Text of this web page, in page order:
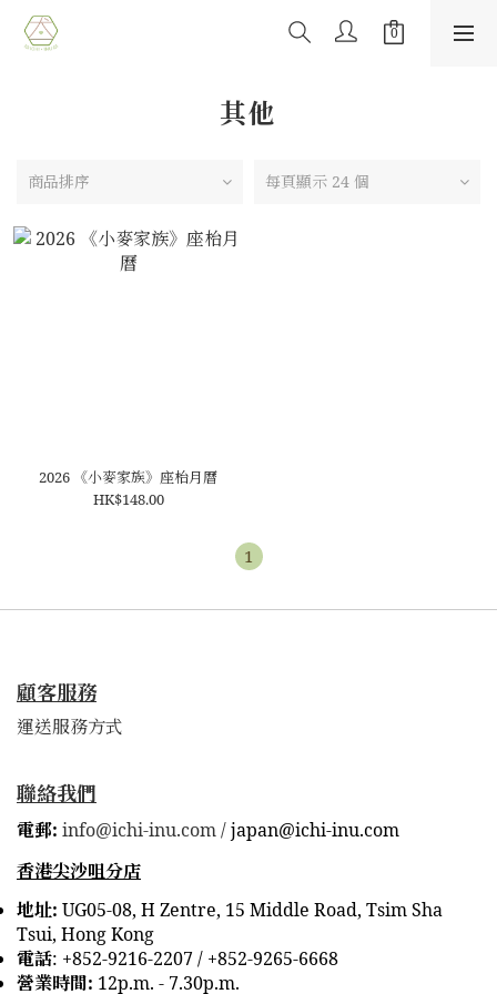
其他
商品排序 每頁顯示 24 個
2026 《小麥家族》座枱月曆
HK$148.00
1
顧客服務
運送服務方式
聯絡我們
電郵: info@ichi-inu.com /japan@ichi-inu.com
香港尖沙咀分店
地址: UG05-08, H Zentre, 15 Middle Road, Tsim Sha
Tsui, Hong Kong
電話: +852-9216-2207 / +852-9265-6668
營業時間: 12p.m. - 7.30p.m.